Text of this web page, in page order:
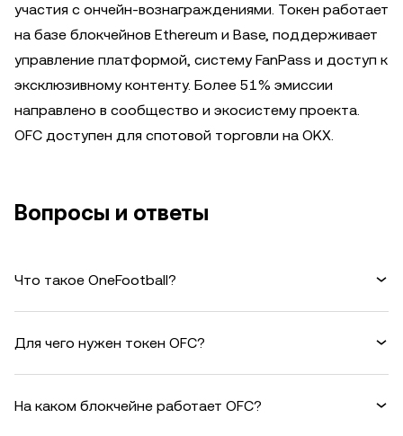
участия с ончейн-вознаграждениями. Токен работает
на базе блокчейнов Ethereum и Base, поддерживает
управление платформой, систему FanPass и доступ к
эксклюзивному контенту. Более 51% эмиссии
направлено в сообщество и экосистему проекта.
OFC доступен для спотовой торговли на OKX.
Вопросы и ответы
Что такое OneFootball?
Для чего нужен токен OFC?
На каком блокчейне работает OFC?